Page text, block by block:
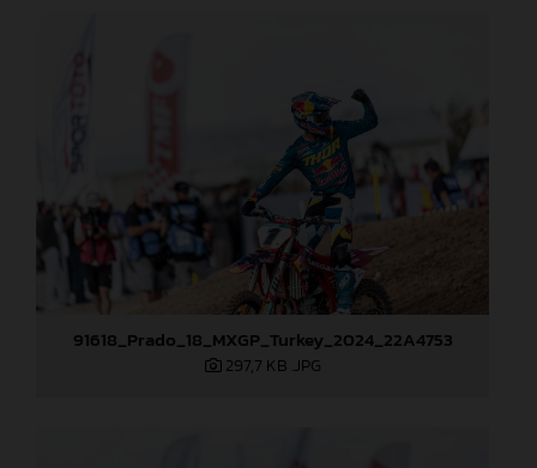
91618_Prado_18_MXGP_Turkey_2024_22A4753
297,7 KB .JPG